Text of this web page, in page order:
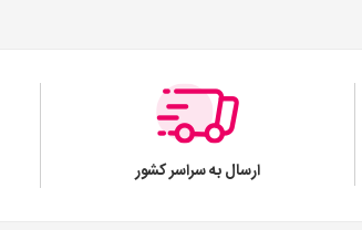
ارسال به سراسر کشور